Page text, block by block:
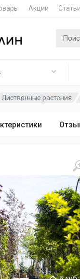
Акции
Поиск
Лиственные растения